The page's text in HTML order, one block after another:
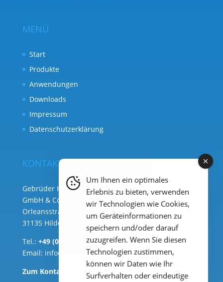
MENÜ
Start
Produkte
Anwendungen
Downloads
Impressum
Datenschutzerklärung
KONTAKT
Gebrüder Heyl Analysentechnik
GmbH & Co. KG ( Hauptsitz )
Orleansstraße 75b
31135 Hildesheim
Tel.: +49 (0) 51 21 289 33 – 0
Email: info@heylanalysis.de
Zum Kontaktbereich
Um Ihnen ein optimales
Erlebnis zu bieten, verwenden
wir Technologien wie Cookies,
um Geräteinformationen zu
speichern und/oder darauf
zuzugreifen. Wenn Sie diesen
Technologien zustimmen,
können wir Daten wie Ihr
Surfverhalten oder eindeutige